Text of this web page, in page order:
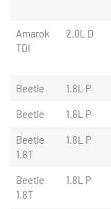
Amarok
TDI
2.0L D
Beetle 1.8L P
Beetle 1.8L P
Beetle
1.8T
1.8L P
Beetle
1.8T
1.8L P